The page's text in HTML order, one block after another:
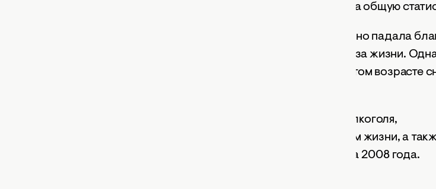
Именно здесь происходит самое большое влияние на общую
В 1990-х годах смертность в этой группе стремительно падала
доступу к современному лечению и изменению образа жизни.
середины 2000-х в части регионов риск умереть в этом возрасте
Ученые связывают это с курением, употреблением алкоголя,
некачественным питанием, малоподвижным образом жизни, а
социально-экономическими последствиями кризиса 2008 года.